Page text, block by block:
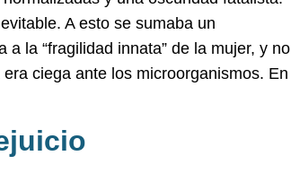
A esto se sumaba un
la “fragilidad innata” de la mujer, y no
ciega ante los microorganismos. En